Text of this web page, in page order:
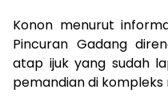
Konon menurut
Pincuran Gadang
atap ijuk yang sudah
pemandian di kompleks